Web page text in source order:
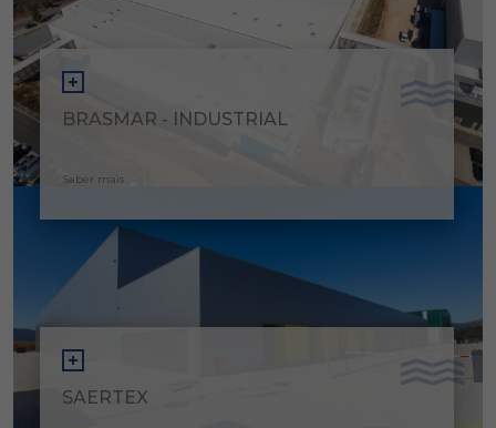
BRASMAR - INDUSTRIAL
Saber mais
SAERTEX